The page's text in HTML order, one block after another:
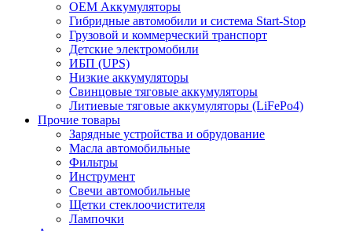
OEM Аккумуляторы
Гибридные автомобили и система Start-Stop
Грузовой и коммерческий транспорт
Детские электромобили
ИБП (UPS)
Низкие аккумуляторы
Свинцовые тяговые аккумуляторы
Литиевые тяговые аккумуляторы (LiFePo4)
Прочие товары
Зарядные устройства и обрудование
Масла автомобильные
Фильтры
Инструмент
Свечи автомобильные
Щетки стеклоочистителя
Лампочки